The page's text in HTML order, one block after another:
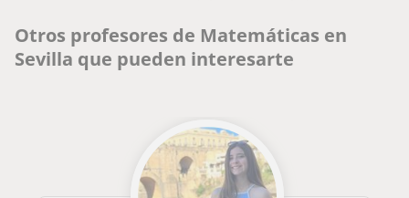
Otros profesores de Matemáticas en
Sevilla que pueden interesarte